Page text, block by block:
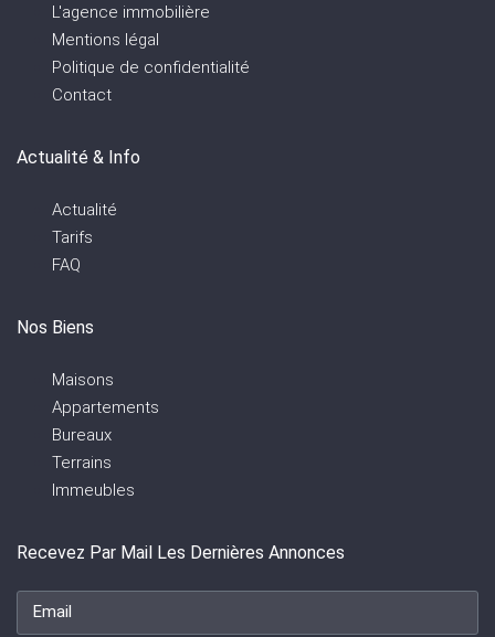
L'agence immobilière
Mentions légal
Politique de confidentialité
Contact
Actualité & Info
Actualité
Tarifs
FAQ
Nos Biens
Maisons
Appartements
Bureaux
Terrains
Immeubles
Recevez Par Mail Les Dernières Annonces